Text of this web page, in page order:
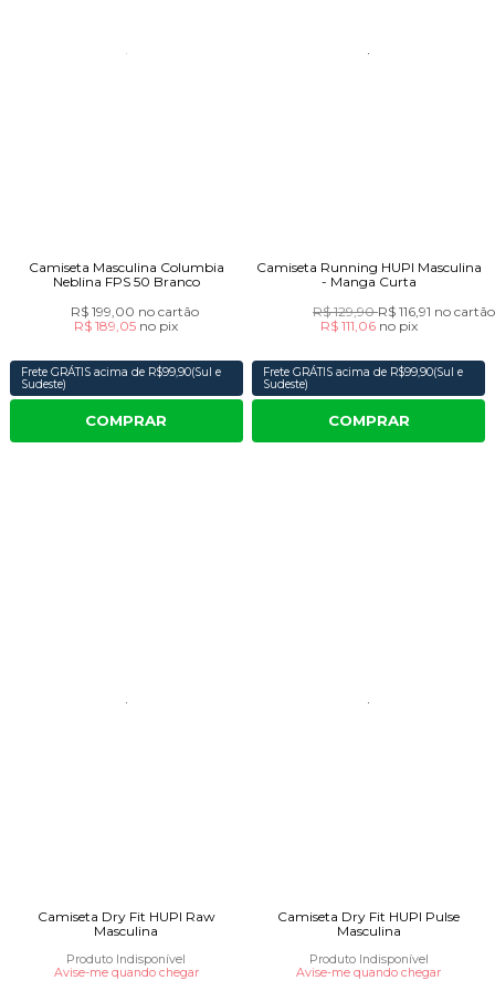
Camiseta Masculina Columbia
Neblina FPS 50 Branco
R$ 199,00 no cartão
R$ 189,05 no pix
Frete GRÁTIS acima de R$99,90(Sul e
Sudeste)
COMPRAR
Camiseta Running HUPI Masculina
- Manga Curta
R$ 129,90R$ 116,91 no cartão
R$ 111,06 no pix
Frete GRÁTIS acima de R$99,90(Sul e
Sudeste)
COMPRAR
Camiseta Dry Fit HUPI Raw
Masculina
Produto Indisponível
Avise-me quando chegar
Camiseta Dry Fit HUPI Pulse
Masculina
Produto Indisponível
Avise-me quando chegar